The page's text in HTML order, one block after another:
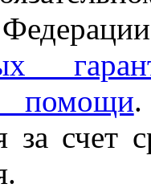
помощи
за